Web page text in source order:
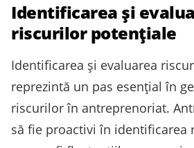
Identificarea și
riscurilor potențiale
Identificarea și evaluarea
reprezintă un pas esențial în
riscurilor în antreprenoriat.
să fie proactivi în identificarea